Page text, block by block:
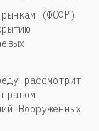
(ФСФР)
рассмотрит
Вооруженных